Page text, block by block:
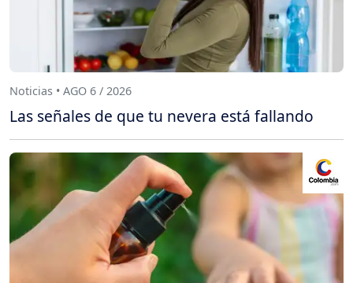
Noticias • AGO 6 / 2026
Las señales de que tu nevera está fallando